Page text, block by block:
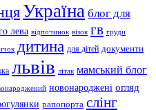
Україна блог для
лева відпочинок візок гв груди
дитина для дітей документи
львів літак мамський блог
новонароджені огляд
рапопорта слінг